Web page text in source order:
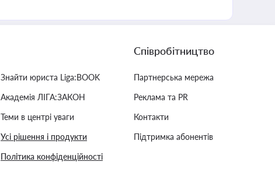
Знайти юриста Liga:BOOK
Академія ЛІГА:ЗАКОН
Теми в центрі уваги
Усі рішення і продукти
Політика конфіденційності
Співробітництво
Партнерська мережа
Реклама та PR
Контакти
Підтримка абонентів